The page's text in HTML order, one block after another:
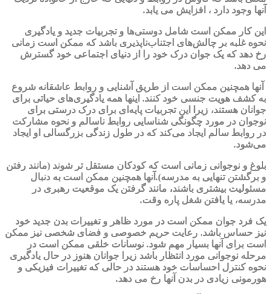
آنها وجود دارد ، افزایش می یابد.
این کار ممکن است شامل دوستی‌ها و تجربیات جدید و یادگیری
نحوه غلبه بر چالش‌های اجتناب‌ناپذیری باشد که ممکن است زمانی
رخ دهد که یک جوان درک خود را از دنیای اجتماعی خود گسترش
می دهد.
آنها همچنین ممکن است از طریق آشنایی و روابط عاشقانه شروع
به کشف هویت جنسی خود کنند. اینها همه یادگیری‌های حیاتی برای
جوانان هستند، زیرا این تجربیات پایه‌ای برای درک درستی برای
نوجوان در مورد چگونگی شناسایی روابط ناسالم و نحوه مشارکت
در روابط سالم ایجاد می‌کند که در طول زندگی بزرگسالی او ایجاد
می‌شود.
بلوغ و نوجوانی زمانی است که کودکان مستقل تر شوند (مانند رفتن
و برگشتن تنهایی به مدرسه).آنها همچنین ممکن است به دنبال
مسئولیت بیشتری باشند، مانند گرفتن یک موقعیت رهبری در
مدرسه، یا یافتن شغل پاره وقت.
یک فرد جوان ممکن است در مورد ظاهر و تغییرات بدن جدید خود
نیز حساس باشد. رعایت حریم خصوصی و فضای شخصی نیز ممکن
است برای آنها بسیار مهم شود. نوسانات خلقی ممکن است در
مرحله نوجوانی مورد انتظار باشد زیرا جوانان هنوز در حال یادگیری
نحوه کنترل احساسات خود هستند در حالی که تغییرات فیزیکی و
هورمونی زیادی در بدن آنها رخ می دهد.